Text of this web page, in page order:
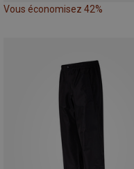
Vous économisez 42%